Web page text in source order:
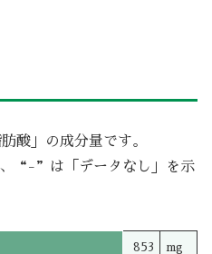
酸」の成分量です。
“-”は「データなし」を示
853 mg